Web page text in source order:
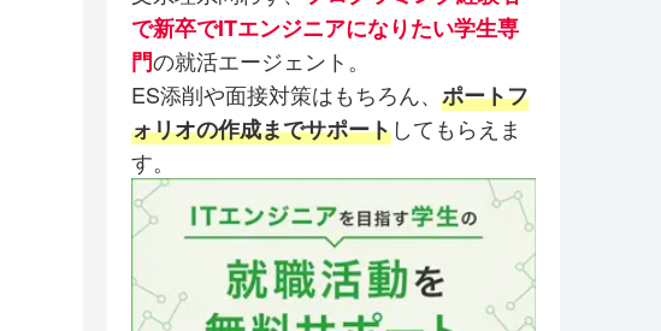
で新卒でITエンジニアになりたい学生専
門の就活エージェント。
ES添削や面接対策はもちろん、 ポートフ
ォリオの作成までサポートしてもらえま
す。